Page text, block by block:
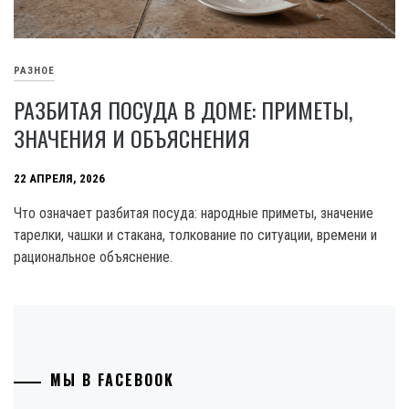
РАЗНОЕ
РАЗБИТАЯ ПОСУДА В ДОМЕ: ПРИМЕТЫ,
ЗНАЧЕНИЯ И ОБЪЯСНЕНИЯ
22 АПРЕЛЯ, 2026
Что означает разбитая посуда: народные приметы, значение
тарелки, чашки и стакана, толкование по ситуации, времени и
рациональное объяснение.
МЫ В FACEBOOK